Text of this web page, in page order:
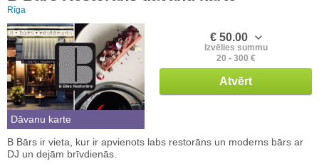
Rīga
Dāvanu karte
€ 50.00
Izvēlies summu
20 - 300 €
Atvērt
B Bārs ir vieta, kur ir apvienots labs restorāns un moderns bārs ar
DJ un dejām brīvdienās.